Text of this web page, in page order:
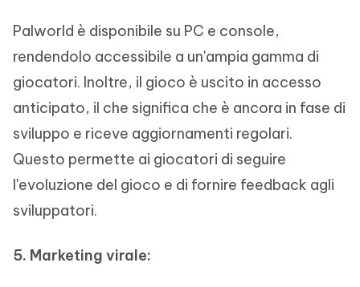
Palworld è disponibile su PC e console,
rendendolo accessibile a un'ampia gamma di
giocatori. Inoltre, il gioco è uscito in accesso
anticipato, il che significa che è ancora in fase di
sviluppo e riceve aggiornamenti regolari.
Questo permette ai giocatori di seguire
l'evoluzione del gioco e di fornire feedback agli
sviluppatori.
5. Marketing virale: